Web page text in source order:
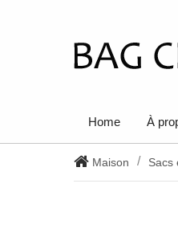
Home À
Maison Sacs